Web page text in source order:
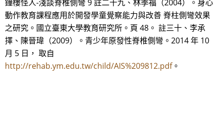
鐘樓怪人-淺談脊椎側彎 9 註二十九、林季福（2004）。身心
動作教育課程應用於開發學童覺察能力與改善 脊柱側彎效果
之研究。國立臺東大學教育研究所。頁 48。 註三十、李承
擇、陳晉瑋（2009）。青少年原發性脊椎側彎。2014 年 10
月 5 日， 取自
http://rehab.ym.edu.tw/child/AIS%209812.pdf。